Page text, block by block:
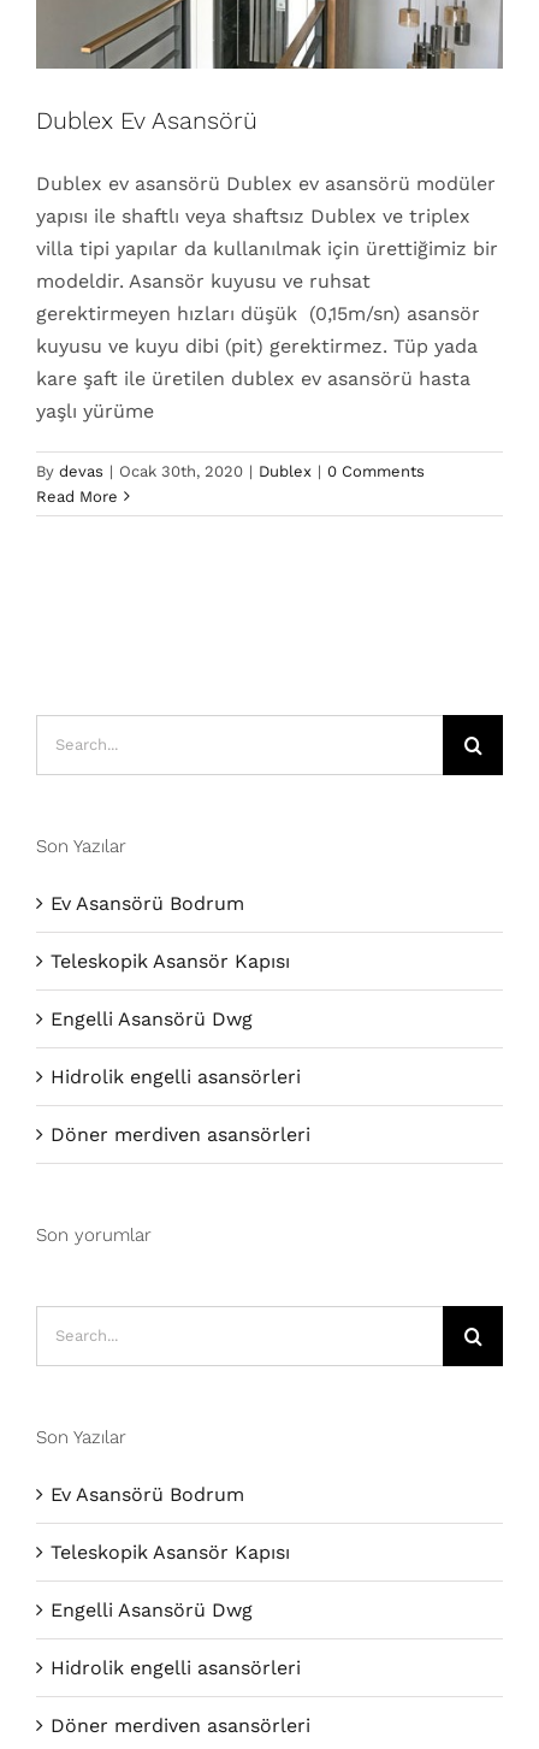
Dublex Ev Asansörü
Dublex ev asansörü Dublex ev asansörü modüler
yapısı ile shaftlı veya shaftsız Dublex ve triplex
villa tipi yapılar da kullanılmak için ürettiğimiz bir
modeldir. Asansör kuyusu ve ruhsat
gerektirmeyen hızları düşük (0,15m/sn) asansör
kuyusu ve kuyu dibi (pit) gerektirmez. Tüp yada
kare şaft ile üretilen dublex ev asansörü hasta
yaşlı yürüme
By devas | Ocak 30th, 2020 | Dublex | 0 Comments
Read More
Son Yazılar
Ev Asansörü Bodrum
Teleskopik Asansör Kapısı
Engelli Asansörü Dwg
Hidrolik engelli asansörleri
Döner merdiven asansörleri
Son yorumlar
Son Yazılar
Ev Asansörü Bodrum
Teleskopik Asansör Kapısı
Engelli Asansörü Dwg
Hidrolik engelli asansörleri
Döner merdiven asansörleri